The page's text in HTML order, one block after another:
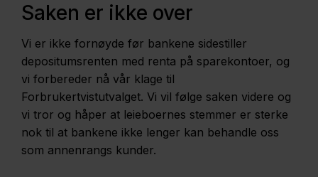
Saken er ikke over
Vi er ikke fornøyde før bankene sidestiller
depositumsrenten med renta på sparekontoer, og
vi forbereder nå vår klage til
Forbrukertvistutvalget. Vi vil følge saken videre og
vi tror og håper at leieboernes stemmer er sterke
nok til at bankene ikke lenger kan behandle oss
som annenrangs kunder.